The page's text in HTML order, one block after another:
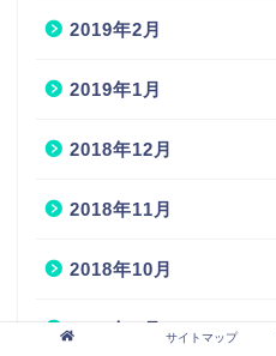
2019年2月
2019年1月
2018年12月
2018年11月
2018年10月
2018年9月 サイトマップ